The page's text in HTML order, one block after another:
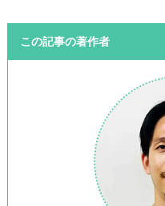
この記事の著作者